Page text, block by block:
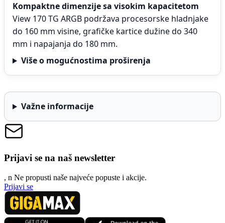
Kompaktne dimenzije sa visokim kapacitetom
View 170 TG ARGB podržava procesorske hladnjake
do 160 mm visine, grafičke kartice dužine do 340
mm i napajanja do 180 mm.
Više o mogućnostima proširenja
Važne informacije
Prijavi se na naš newsletter
, n Ne propusti naše najveće popuste i akcije.
Prijavi se